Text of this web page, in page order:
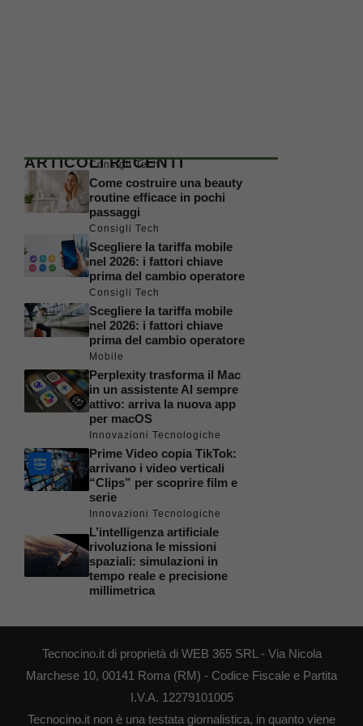
ARTICOLI RECENTI
Consigli Tech
Come costruire una beauty
routine efficace in pochi
passaggi
Consigli Tech
Scegliere la tariffa mobile
nel 2026: i fattori chiave
prima del cambio operatore
Consigli Tech
Scegliere la tariffa mobile
nel 2026: i fattori chiave
prima del cambio operatore
Mobile
Perplexity trasforma il Mac
in un assistente AI sempre
attivo: arriva la nuova app
per macOS
Innovazioni Tecnologiche
Prime Video copia TikTok:
arrivano i video verticali
“Clips” per scoprire film e
serie
Innovazioni Tecnologiche
L’intelligenza artificiale
rivoluziona le missioni
spaziali: simulazioni in
tempo reale e precisione
millimetrica
Tecnocino.it di proprietà di WEB 365 SRL - Via Nicola
Marchese 10, 00141 Roma (RM) - Codice Fiscale e Partita
I.V.A. 12279101005
Tecnocino.it non è una testata giornalistica, in quanto viene